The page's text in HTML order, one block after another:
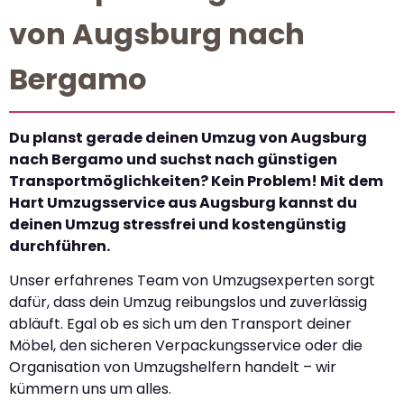
von Augsburg nach
Bergamo
Du planst gerade deinen Umzug von Augsburg
nach Bergamo und suchst nach günstigen
Transportmöglichkeiten? Kein Problem! Mit dem
Hart Umzugsservice aus Augsburg kannst du
deinen Umzug stressfrei und kostengünstig
durchführen.
Unser erfahrenes Team von Umzugsexperten sorgt
dafür, dass dein Umzug reibungslos und zuverlässig
abläuft. Egal ob es sich um den Transport deiner
Möbel, den sicheren Verpackungsservice oder die
Organisation von Umzugshelfern handelt – wir
kümmern uns um alles.